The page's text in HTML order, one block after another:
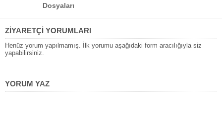
Dosyaları
ZİYARETÇİ YORUMLARI
Henüz yorum yapılmamış. İlk yorumu aşağıdaki form aracılığıyla siz
yapabilirsiniz.
YORUM YAZ